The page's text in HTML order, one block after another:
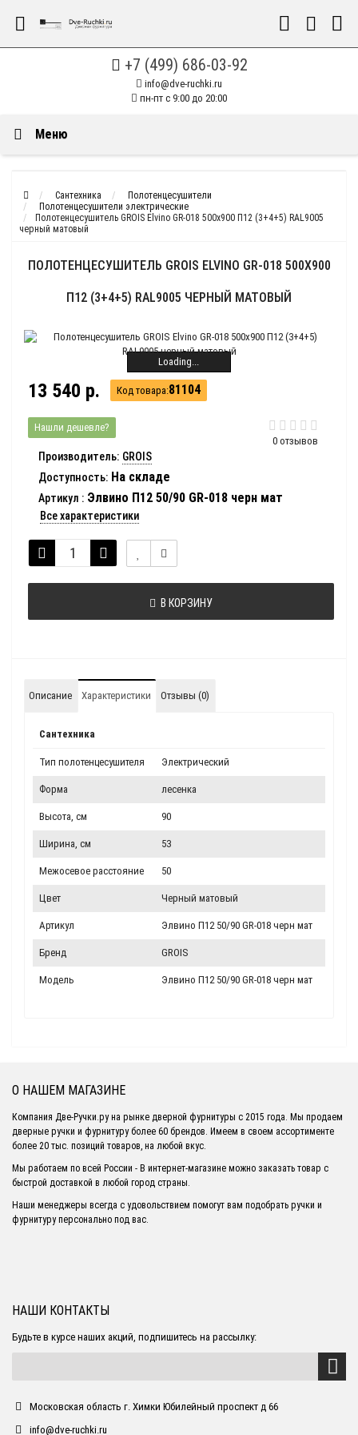
+7 (499) 686-03-92
info@dve-ruchki.ru
пн-пт с 9:00 до 20:00
Меню
Сантехника
Полотенцесушители
Полотенцесушители электрические
Полотенцесушитель GROIS Elvino GR-018 500х900 П12 (3+4+5) RAL9005
черный матовый
ПОЛОТЕНЦЕСУШИТЕЛЬ GROIS ELVINO GR-018 500Х900
П12 (3+4+5) RAL9005 ЧЕРНЫЙ МАТОВЫЙ
Loading...
0 отзывов
13 540 р. Код товара:81104
Нашли дешевле?
Производитель: GROIS
Доступность: На складе
Артикул : Элвино П12 50/90 GR-018 черн мат
Все характеристики
В КОРЗИНУ
Описание Характеристики Отзывы (0)
Сантехника
Тип полотенцесушителя Электрический
Форма лесенка
Высота, см 90
Ширина, см 53
Межосевое расстояние 50
Цвет Черный матовый
Артикул Элвино П12 50/90 GR-018 черн мат
Бренд GROIS
Модель Элвино П12 50/90 GR-018 черн мат
О НАШЕМ МАГАЗИНЕ
Компания Две-Ручки.ру на рынке дверной фурнитуры с 2015 года. Мы продаем
дверные ручки и фурнитуру более 60 брендов. Имеем в своем ассортименте
более 20 тыс. позиций товаров, на любой вкус.
Мы работаем по всей России - В интернет-магазине можно заказать товар с
быстрой доставкой в любой город страны.
Наши менеджеры всегда с удовольствием помогут вам подобрать ручки и
фурнитуру персонально под вас.
НАШИ КОНТАКТЫ
Будьте в курсе наших акций, подпишитесь на рассылку:
Московская область г. Химки Юбилейный проспект д 66
info@dve-ruchki.ru